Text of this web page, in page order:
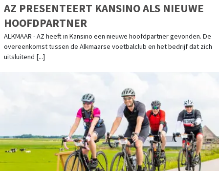
AZ PRESENTEERT KANSINO ALS NIEUWE
HOOFDPARTNER
ALKMAAR - AZ heeft in Kansino een nieuwe hoofdpartner gevonden. De
overeenkomst tussen de Alkmaarse voetbalclub en het bedrijf dat zich
uitsluitend [...]